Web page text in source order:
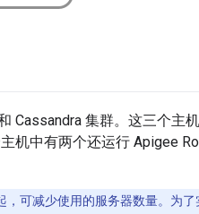
Cassandra 集群。这三个主
机中有两个还运行 Apigee
，可减少使用的服务器数量。为